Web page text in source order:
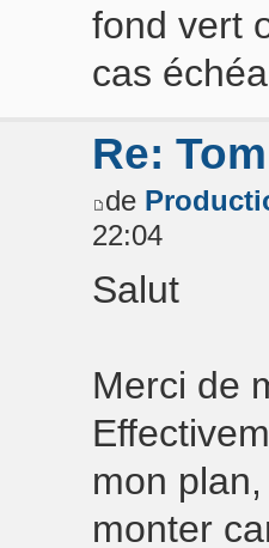
fond vert
cas
Re:
de
22:04
Salut
Merci de
mon
monter